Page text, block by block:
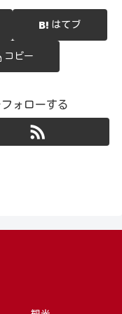
はてブ
コピー
ォローする